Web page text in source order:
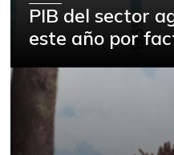
PIB del sector
este año por